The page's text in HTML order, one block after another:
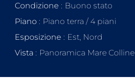
Condizione
Buono stato
Piano
Piano terra / 4 piani
Esposizione
Est, Nord
Vista
Panoramica Mare Colline